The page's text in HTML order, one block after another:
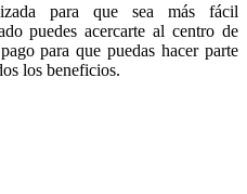
para que sea más fácil
puedes acercarte al centro de
para que puedas hacer parte
los beneficios.